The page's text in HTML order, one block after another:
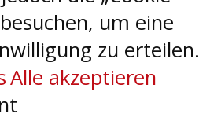
um eine
zu erteilen.
Alle akzeptieren